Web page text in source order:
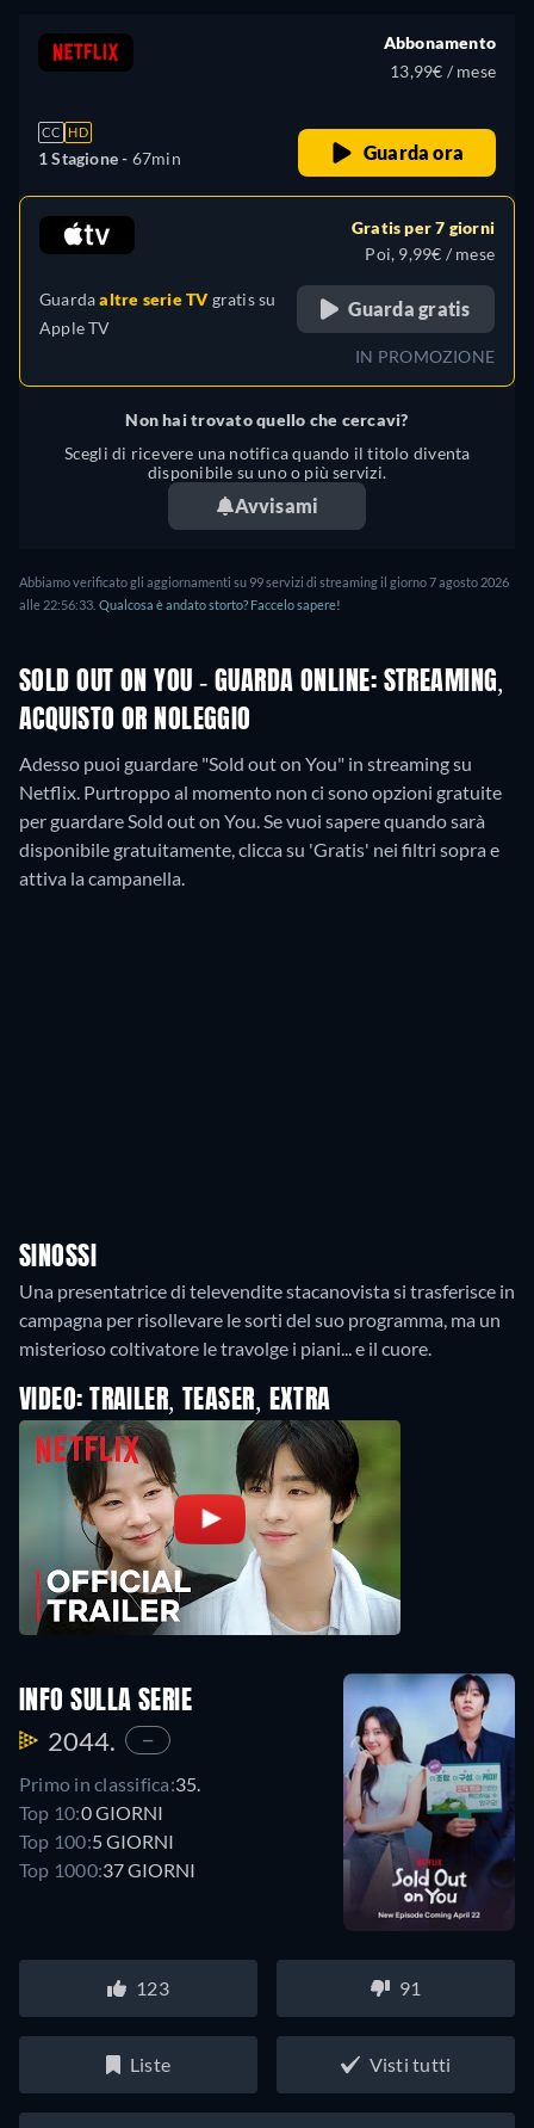
CC HD
1 Stagione - 67min
Abbonamento
13,99€ / mese
Guarda ora
Guardaaltre serie TVgratis su
Apple TV
Gratis per 7 giorni
Poi, 9,99€ / mese
Guarda gratis
IN PROMOZIONE
Non hai trovato quello che cercavi?
Scegli di ricevere una notifica quando il titolo diventa
disponibile su uno o più servizi.
Avvisami
Abbiamo verificato gli aggiornamenti su 99servizi di streaming il giorno7 agosto 2026
alle 22:56:33 Qualcosa è andato storto? Faccelo sapere!
SOLD OUT ON YOU - GUARDA ONLINE: STREAMING,
ACQUISTO OR NOLEGGIO
Adesso puoi guardare "Sold out on You" in streaming su
Netflix. Purtroppo al momento non ci sono opzioni gratuite
per guardare Sold out on You. Se vuoi sapere quando sarà
disponibile gratuitamente, clicca su 'Gratis' nei filtri sopra e
attiva la campanella.
SINOSSI
Una presentatrice di televendite stacanovista si trasferisce in
campagna per risollevare le sorti del suo programma, ma un
misterioso coltivatore le travolge i piani... e il cuore.
VIDEO: TRAILER, TEASER, EXTRA
INFO SULLA SERIE
2044. —
Primo in classifica:35.
Top 10:0 GIORNI
Top 100:5 GIORNI
Top 1000:37 GIORNI
123 91
Liste Visti tutti